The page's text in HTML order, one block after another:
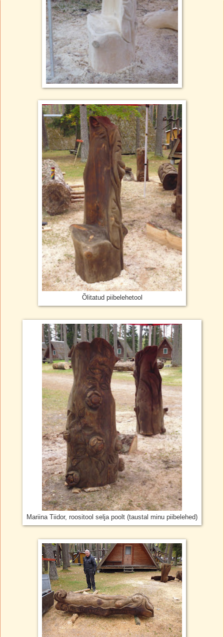
Õlitatud piibelehetool
Mariina Tiidor, roositool selja poolt (taustal minu piibelehed)